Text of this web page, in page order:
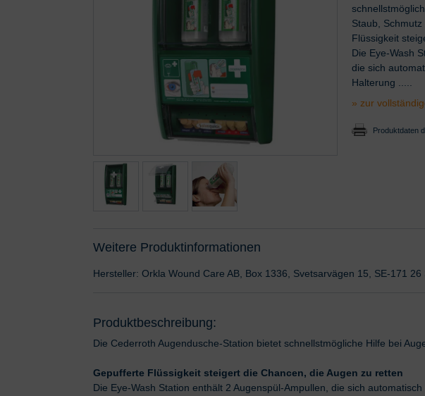
Staub,
Flüssigkeit
Die Eye-Wash
die sich
Halterung .....
» zur
Produktdaten
Weitere Produktinformationen
Hersteller: Orkla Wound Care AB, Box 1336, Svetsarvägen 15, SE-171
Produktbeschreibung:
Die Cederroth Augendusche-Station bietet schnellstmögliche Hilfe bei
Gepufferte Flüssigkeit steigert die Chancen, die Augen zu retten
Die Eye-Wash Station enthält 2 Augenspül-Ampullen, die sich